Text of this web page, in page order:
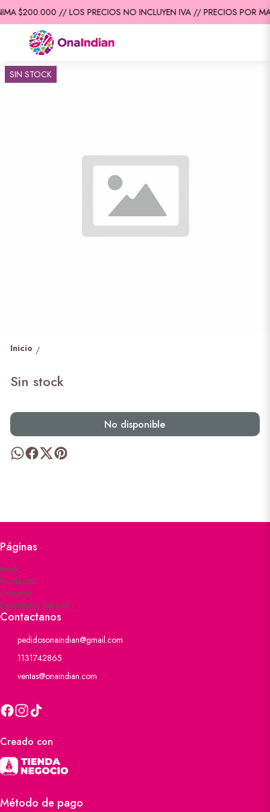
$200.000 // LOS PRECIOS NO INCLUYEN IVA // PRECIOS POR
SIN STOCK
Inicio /
Sin stock
No disponible
Páginas
Inicio
Productos
Contacto
Descuentos del mes
Contactanos
pedidosonaindian@gmail.com
1131742865
ventas@onaindian.com
Creado con
Método de pago